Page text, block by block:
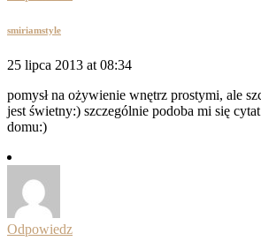
smiriamstyle
25 lipca 2013 at 08:34
pomysł na ożywienie wnętrz prostymi, ale
jest świetny:) szczególnie podoba mi się
domu:)
Odpowiedz